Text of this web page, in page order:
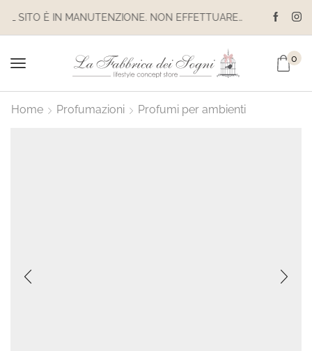
IL SITO È IN MANUTENZIONE. NON EFFETTUARE ACQUISTI. LE SPEDIZIONI SONO SOSPESE
0
Home Profumazioni Profumi per ambienti